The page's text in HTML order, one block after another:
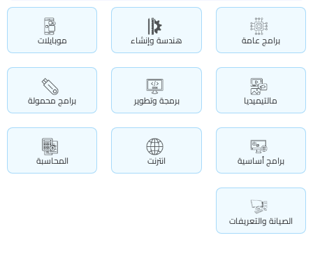
برامج عامة هندسة وإنشاء موبايلات
مالتيميديا برمجة وتطوير برامج محمولة
برامج أساسية انترنت المحاسبة
الصيانة والتعريفات